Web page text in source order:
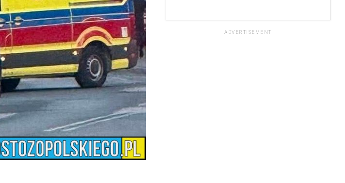
ADVERTISEMENT